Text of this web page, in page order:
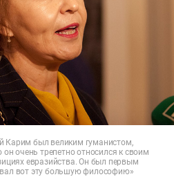
Карим был великим гуманистом,
очень трепетно относился к своим
евразийства. Он был первым
вот эту большую философию»